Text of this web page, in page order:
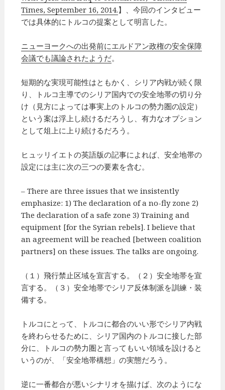
Times, September 16, 2014.】、今回のインタビュー
では具体的にトルコの提案として明言した。
ニューヨークへの出発前にエルドアン政権の安全保障
会議でも議論されたようだ。
短期的な実現可能性はともかく、シリア内戦が続く限
り、トルコ主導でのシリア国内での安全地帯の切り分
け（見方によっては事実上のトルコの勢力圏の設定）
という案は浮上し続けるだろうし、有力なオプション
として俎上に上り続けるだろう。
ヒュッリイエトの英語版の記事によれば、安全地帯の
設定には主に次の三つの要素を含む。
– There are three issues that we insistently
emphasize: 1) The declaration of a no-fly zone 2)
The declaration of a safe zone 3) Training and
equipment [for the Syrian rebels]. I believe that
an agreement will be reached [between coalition
partners] on these issues. The talks are ongoing.
（１）飛行禁止区域を宣言する。（２）安全地帯を宣
言する。（３）安全地帯でシリア反体制派を訓練・装
備する。
トルコにとって、トルコに都合のいい形でシリア内戦
を終わらせるために、シリア国内のトルコに接した部
分に、トルコの勢力圏と言ってもいい領域を設けると
いうのが、「安全地帯構想」の実態だろう。
逆に一番都合が悪いシナリオを描けば、次のようにな